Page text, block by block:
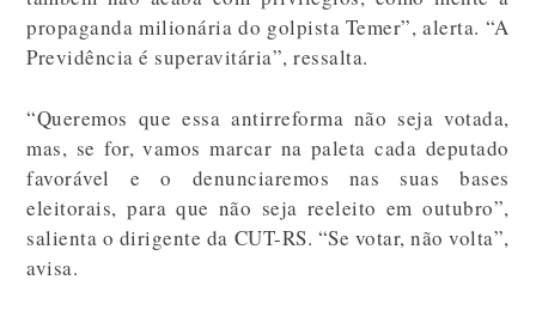
propaganda milionária do golpista Temer”, alerta. “A
Previdência é superavitária”, ressalta.
“Queremos que essa antirreforma não seja votada,
mas, se for, vamos marcar na paleta cada deputado
favorável e o denunciaremos nas suas bases
eleitorais, para que não seja reeleito em outubro”,
salienta o dirigente da CUT-RS. “Se votar, não volta”,
avisa.